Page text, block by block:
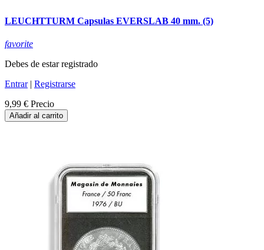
LEUCHTTURM Capsulas EVERSLAB 40 mm. (5)
favorite
Debes de estar registrado
Entrar| Registrarse
9,99 € Precio
Añadir al carrito